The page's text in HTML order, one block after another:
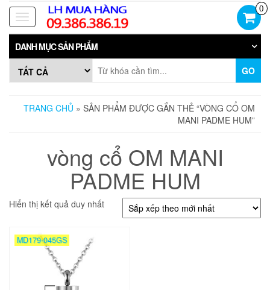
Skip
the
content
Toggle
navigation
0
DANH MỤC SẢN PHẨM
GO
TRANG CHỦ » SẢN PHẨM ĐƯỢC GẮN THẺ “VÒNG CỔ OM
MANI PADME HUM”
vòng cổ OM MANI
PADME HUM
Hiển thị kết quả duy nhất
MD179-045GS